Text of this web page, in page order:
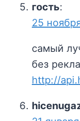
гость:
25
самый
без
http://